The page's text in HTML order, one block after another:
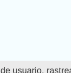
usuario,